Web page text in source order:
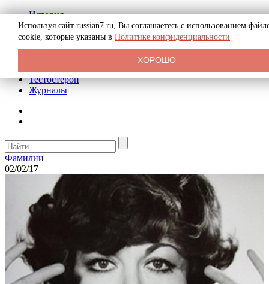
История
Биография
Криминал
Реклама на сайте
Тестостерон
Журналы
Фамилии
02/02/17
Используя сайт russian7.ru, Вы соглашаетесь с использованием
cookie, которые указаны в Политике конфиденциальности
ХОРОШО